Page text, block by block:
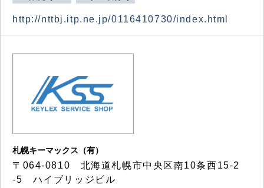
http://nttbj.itp.ne.jp/0116410730/index.html
札幌キーマックス（有）
〒064-0810 北海道札幌市中央区南10条西15-2
-5 ハイブリッジビル